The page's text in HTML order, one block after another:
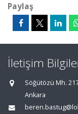
Paylaş
İletişim
Söğütözü Mh.
Ankara